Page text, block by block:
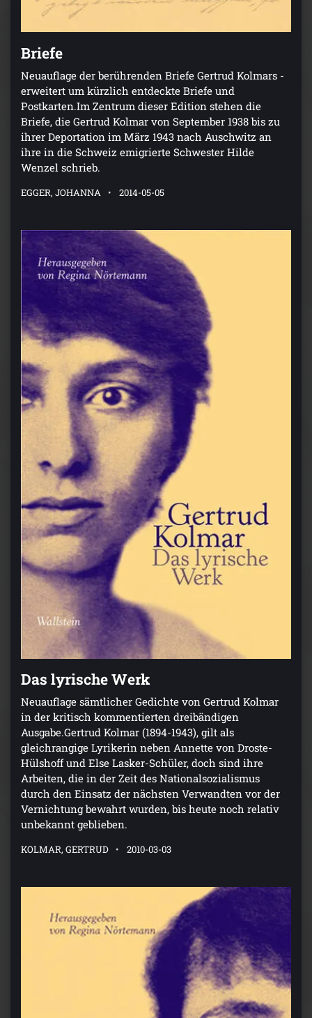
Briefe
Neuauflage der berührenden Briefe Gertrud Kolmars -
erweitert um kürzlich entdeckte Briefe und
Postkarten.Im Zentrum dieser Edition stehen die
Briefe, die Gertrud Kolmar von September 1938 bis zu
ihrer Deportation im März 1943 nach Auschwitz an
ihre in die Schweiz emigrierte Schwester Hilde
Wenzel schrieb.
EGGER, JOHANNA 2014-05-05
Das lyrische Werk
Neuauflage sämtlicher Gedichte von Gertrud Kolmar
in der kritisch kommentierten dreibändigen
Ausgabe.Gertrud Kolmar (1894-1943), gilt als
gleichrangige Lyrikerin neben Annette von Droste-
Hülshoff und Else Lasker-Schüler, doch sind ihre
Arbeiten, die in der Zeit des Nationalsozialismus
durch den Einsatz der nächsten Verwandten vor der
Vernichtung bewahrt wurden, bis heute noch relativ
unbekannt geblieben.
KOLMAR, GERTRUD 2010-03-03